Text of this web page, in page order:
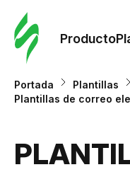
Producto
Portada
Plantillas
Plantillas de correo